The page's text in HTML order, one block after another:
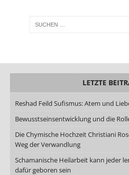
LETZTE
Reshad Feild Sufismus: Atem und
Bewusstseinsentwicklung und die
Die Chymische Hochzeit Christiani
Weg der Verwandlung
Schamanische Heilarbeit kann jeder
dafür geboren sein